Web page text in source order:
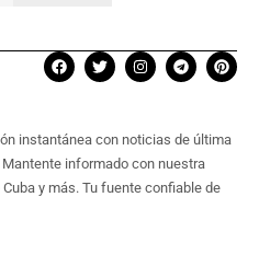
instantánea con noticias de última
informado con nuestra
y más. Tu fuente confiable de